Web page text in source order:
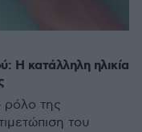
Η κατάλληλη ηλικία
ρόλο της
του